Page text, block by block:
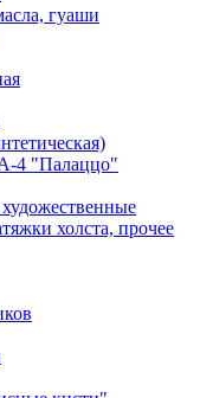
гуаши
А-4 "Палаццо"
холста, прочее